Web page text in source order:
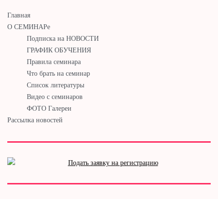
Главная
О СЕМИНАРе
Подписка на НОВОСТИ
ГРАФИК ОБУЧЕНИЯ
Правила семинара
Что брать на семинар
Список литературы
Видео с семинаров
ФОТО Галереи
Рассылка новостей